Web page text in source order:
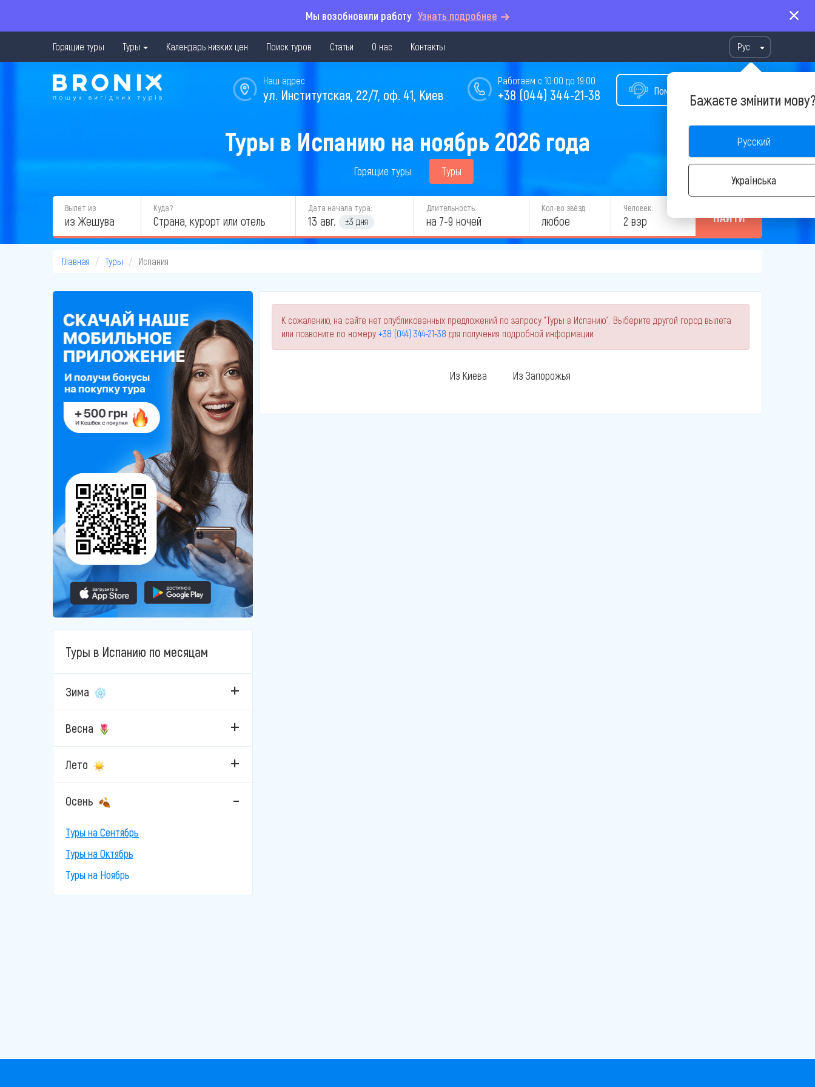
Мы возобновили работу Узнать подробнее
Горящие туры Туры Календарь низких цен Поиск туров Статьи О нас Контакты Рус
Бажаєте змінити
Русский
Українська
Помощь в подборе тура
Работаем с 10:00 до 19:00
+38 (044) 344-21-38
Наш адрес
ул. Институтская, 22/7, оф. 41, Киев
Туры в Испанию на ноябрь 2026 года
Горящие туры Туры
Вылет из
из Жешува
Куда? Дата начала тура:
13 авг. ±3 дня
Длительность:
на 7-9 ночей
Кол-во звёзд:
любое
Человек:
2 взр НАЙТИ
Главная Туры Испания
Туры в Испанию по месяцам
Зима
Весна
Лето
Осень
Туры на Сентябрь
Туры на Октябрь
Туры на Ноябрь
К сожалению, на сайте нет опубликованных предложений по запросу "Туры в Испанию". Выберите другой город вылета
или позвоните по номеру +38 (044) 344-21-38 для получения подробной информации
Из Киева Из Запорожья